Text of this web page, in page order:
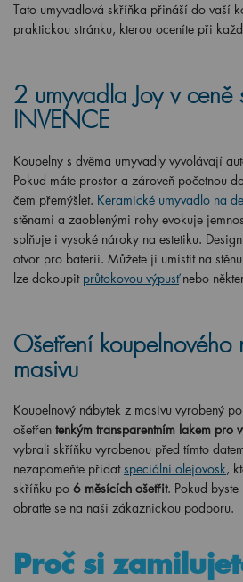
Tato umyvadlová skříňka přináší do vaší
praktickou stránku, kterou oceníte při
2 umyvadla Joy v ceně
INVENCE
Koupelny s dvěma umyvadly vyvolávají
Pokud máte prostor a zároveň početnou
čem přemýšlet. Keramické umyvadlo na
stěnami a zaoblenými rohy evokuje
splňuje i vysoké nároky na estetiku.
otvor pro baterii. Můžete ji umístit na
lze dokoupit průtokovou výpusťnebo
Ošetření koupelnového
masivu
Koupelnový nábytek z masivu vyrobený
ošetřen tenkým transparentním lakem pro
vybrali skříňku vyrobenou před tímto
nezapomeňte přidat speciální olejovosk,
skříňku po 6 měsících ošetřit. Pokud
obraťte se na naši zákaznickou podporu.
Proč si